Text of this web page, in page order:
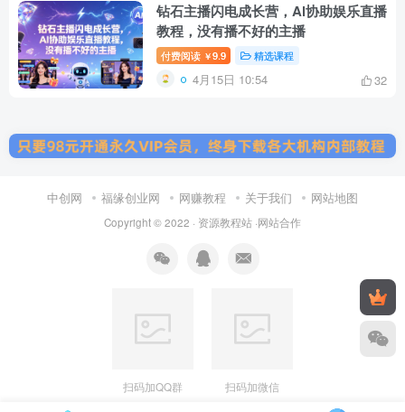
钻石主播闪电成长营，Al协助娱乐直播
教程，没有播不好的主播
付费阅读 ￥9.9 精选课程
4月15日 10:54 32
中创网 福缘创业网 网赚教程 关于我们 网站地图
Copyright © 2022 · 资源教程站 ·网站合作
扫码加QQ群 扫码加微信